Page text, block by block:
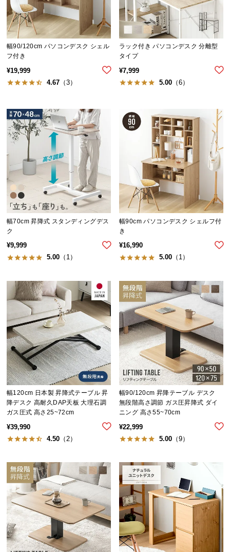
払
い
に
つ
い
料
に
つ
て
型
商
品
配
送
い
て
中
型
商
品
の
配
送
に
い
て
小
型
商
品
の
配
送
幅90/120cm パソコンデスク シェル
フ付き
¥19,999
4.67 （3）
ラック付き パソコンデスク 分離型
タイプ
¥7,999
5.00 （6）
幅70cm 昇降式 スタンディングデス
ク
¥9,999
5.00 （1）
幅90cm パソコンデスク シェルフ付
き
¥16,990
5.00 （1）
幅120cm 日本製 昇降式テーブル 昇
降デスク 高耐久DAP天板 大理石調
ガス圧式 高さ25~72cm
¥39,990
4.50 （2）
幅90/120cm 昇降テーブル デスク
無段階高さ調節 ガス圧昇降式 ダイ
ニング 高さ55~70cm
¥22,999
5.00 （9）